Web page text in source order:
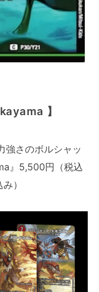
】
強さのボルシャッ
』5,500円（税込
）